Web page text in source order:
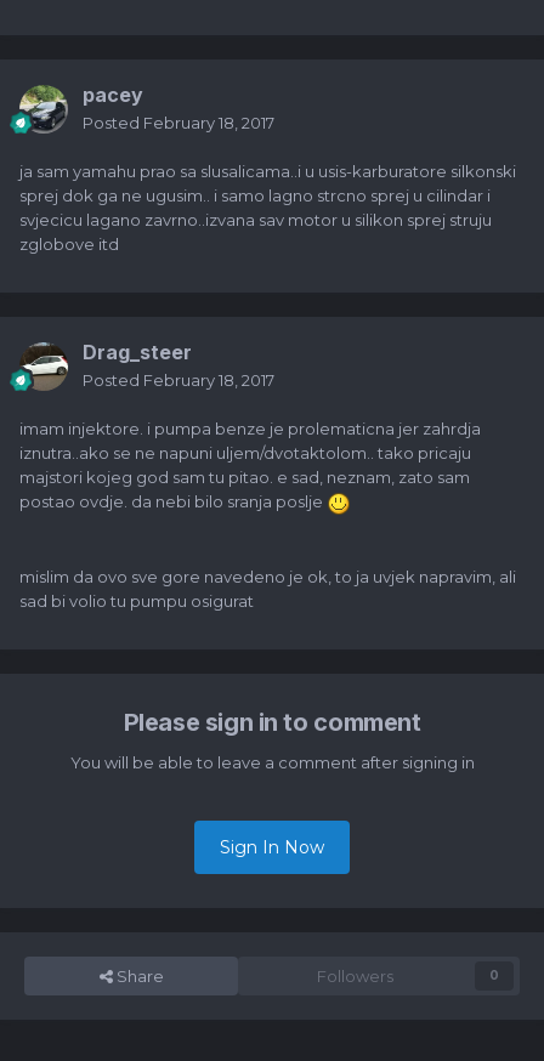
pacey
Posted February 18, 2017
ja sam yamahu prao sa slusalicama..i u usis-karburatore silkonski
sprej dok ga ne ugusim.. i samo lagno strcno sprej u cilindar i
svjecicu lagano zavrno..izvana sav motor u silikon sprej struju
zglobove itd
Drag_steer
Posted February 18, 2017
imam injektore. i pumpa benze je prolematicna jer zahrdja
iznutra..ako se ne napuni uljem/dvotaktolom.. tako pricaju
majstori kojeg god sam tu pitao. e sad, neznam, zato sam
postao ovdje. da nebi bilo sranja poslje
mislim da ovo sve gore navedeno je ok, to ja uvjek napravim, ali
sad bi volio tu pumpu osigurat
Please sign in to comment
You will be able to leave a comment after signing in
Sign In Now
Share Followers 0